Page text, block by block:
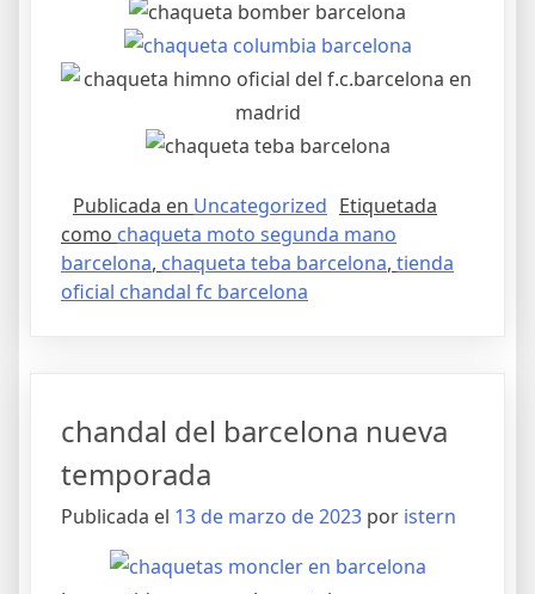
Publicada en Uncategorized Etiquetada
como chaqueta moto segunda mano
barcelona, chaqueta teba barcelona, tienda
oficial chandal fc barcelona
chandal del barcelona nueva
temporada
Publicada el 13 de marzo de 2023 por istern